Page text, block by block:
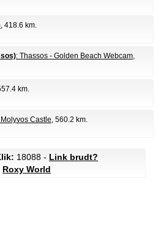
, 418.6 km.
: Thassos - Golden Beach Webcam,
km.
Molyvos Castle, 560.2 km.
18088 - Link brudt?
Roxy World